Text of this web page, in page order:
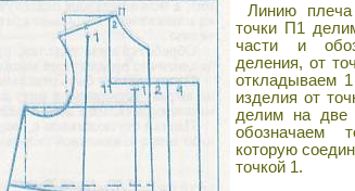
Линию
точки П1
части и
деления, от
откладываем
изделия от
делим на две
обозначаем
которую
точкой 1.